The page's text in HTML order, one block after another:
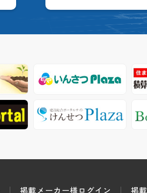
掲載メーカー様ログイン 掲